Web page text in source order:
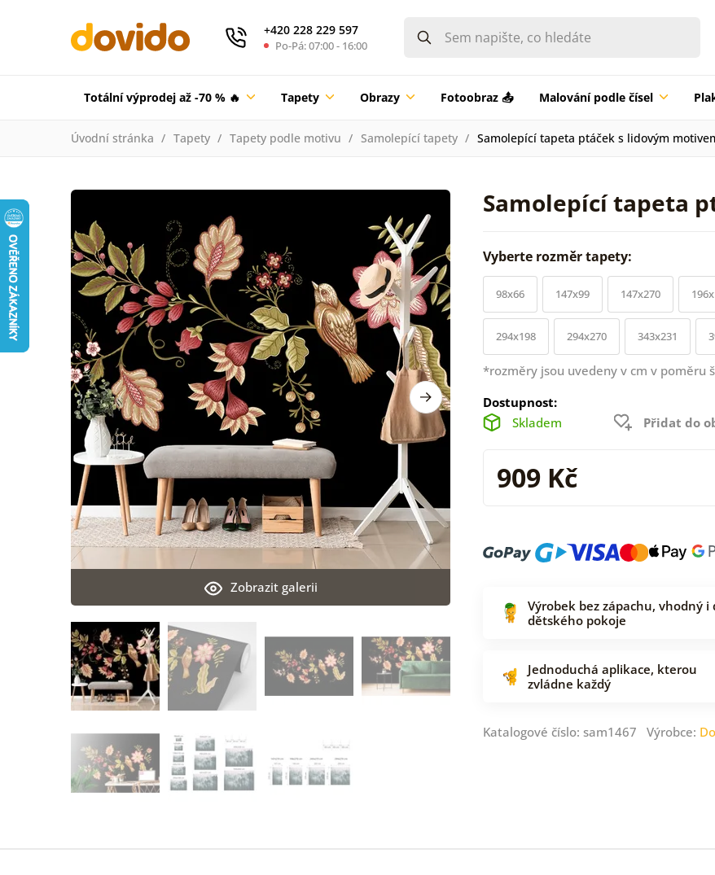
+420 228 229 597
Po-Pá: 07:00 - 16:00
Totální výprodej až -70 % 🔥 Tapety Obrazy Fotoobraz 📤 Malování podle čísel
Úvodní stránka Tapety Tapety podle motivu Samolepící tapety Samolepící tapeta ptáček s lidovým
Samolepící tapeta
Zobrazit galerii
Vyberte rozměr tapety:
98x66 147x99 147x270
294x198 294x270 343x231
*rozměry jsou uvedeny v cm v poměru
Dostupnost:
Skladem
Přidat do
909 Kč
Výrobek bez zápachu, vhodný i
dětského pokoje
Jednoduchá aplikace, kterou
zvládne každý
Katalogové číslo: sam1467 Výrobce: